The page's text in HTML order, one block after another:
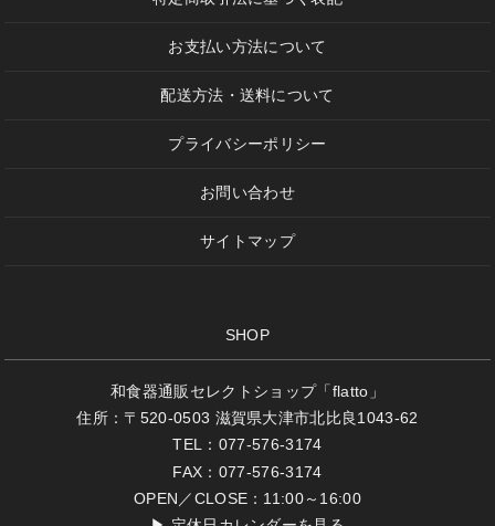
お支払い方法について
配送方法・送料について
プライバシーポリシー
お問い合わせ
サイトマップ
SHOP
和食器通販セレクトショップ「flatto」
住所：〒520-0503 滋賀県大津市北比良1043-62
TEL：077-576-3174
FAX：077-576-3174
OPEN／CLOSE：11:00～16:00